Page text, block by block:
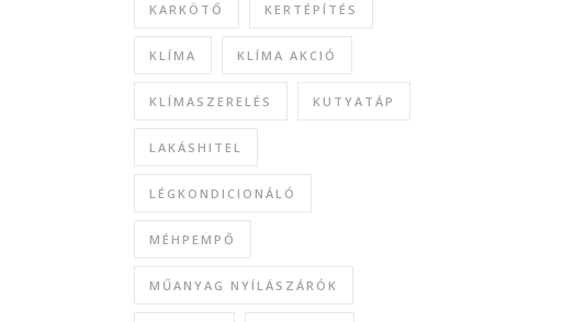
KARKÖTŐ KERTÉPÍTÉS
KLÍMA KLÍMA AKCIÓ
KLÍMASZERELÉS KUTYATÁP
LAKÁSHITEL
LÉGKONDICIONÁLÓ
MÉHPEMPŐ
MŰANYAG NYÍLÁSZÁRÓK